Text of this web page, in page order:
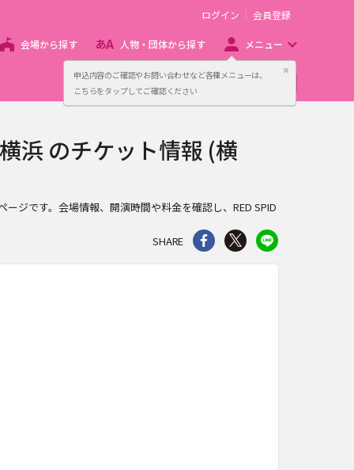
申込内容のご確認やお問い合わせなど各種メニューは、
こちらをタップしてご確認ください
閉じる
ログイン 会員登録
会場から探す 人物・団体から探す メニュー
主催者向け販売サービス
浜 のチケット情報 (横
ジです。会場情報、開演時間や料金を確認し、RED SPID
SHARE シェア Twitter